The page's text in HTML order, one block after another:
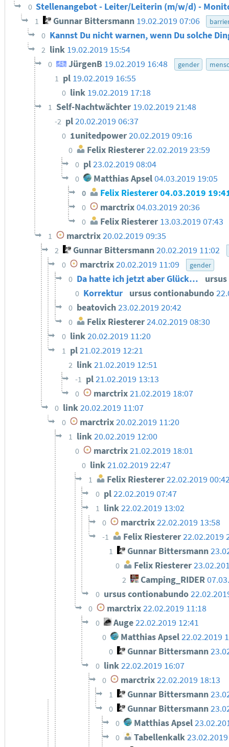
0 Stellenangebot - Leiter/Leiterin (m/w/d) -
1 Gunnar Bittersmann 19.02.2019 07:06
0 Kannst Du nicht warnen, wenn Du solche
2 link 19.02.2019 15:54
0 JürgenB 19.02.2019 16:48 gender
1 pl 19.02.2019 16:55
0 link 19.02.2019 17:18
1 Self-Nachtwächter 19.02.2019 21:48
-2 pl20.02.2019 06:37
0 1unitedpower20.02.2019 09:16
0 Felix Riesterer 22.02.2019 23:59
0 pl23.02.2019 08:04
0 Matthias Apsel04.03.2019 19:05
0 Felix Riesterer04.03.2019
0 marctrix04.03.2019 20:36
0 Felix Riesterer 13.03.2019 07:43
1 marctrix20.02.2019 09:35
2 Gunnar Bittersmann20.02.2019 11:02
0 marctrix20.02.2019 11:09 gender
0 Da hatte ich jetzt aber Glück…
0 Korrektur ursus contionabundo
0 beatovich23.02.2019 20:42
0 Felix Riesterer 24.02.2019 08:30
0 link20.02.2019 11:20
1 pl21.02.2019 12:21
2 link21.02.2019 12:51
-1 pl21.02.2019 13:13
0 marctrix21.02.2019 18:07
0 link20.02.2019 11:07
0 marctrix20.02.2019 11:20
1 link20.02.2019 12:00
0 marctrix21.02.2019 18:01
0 link21.02.2019 22:47
1 Felix Riesterer22.02.2019
0 pl22.02.2019 07:47
1 link22.02.2019 13:02
0 marctrix 22.02.2019 13:58
-1 Felix Riesterer 22.02.2019
1 Gunnar Bittersmann
0 Felix Riesterer
2 Camping_RIDER
0 ursus contionabundo
0 marctrix22.02.2019 11:18
0 Auge22.02.2019 12:41
0 Matthias Apsel 22.02.2019
0 Gunnar Bittersmann
0 link22.02.2019 16:07
0 marctrix 22.02.2019 18:13
1 Gunnar Bittersmann
0 Gunnar Bittersmann
0 Matthias Apsel
0 Tabellenkalk